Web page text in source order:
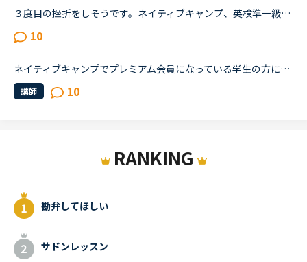
３度目の挫折をしそうです。ネイティブキャンプ、英検準一級の二次試験の対策をしていたころは、フリートークを使って、ネイティブキャンプに大変お世話になりました。でも、その後、どうしても授業を受けるのを...
10
ネイティブキャンプでプレミアム会員になっている学生の方に質問です。普段、どのくらいのペースでレッスンを受けられていますか？予約ですか、それとも今すぐですか？カランはされていますか？だとしたらカラン...
講師 10
RANKING
勘弁してほしい
サドンレッスン